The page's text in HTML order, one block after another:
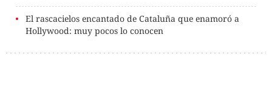
El rascacielos encantado de Cataluña que enamoró a
Hollywood: muy pocos lo conocen